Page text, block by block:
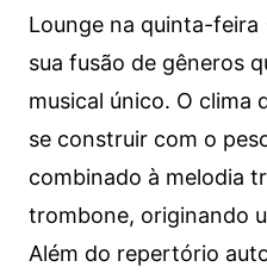
Lounge na quinta-
sua fusão de gêneros
musical único. O clima
se construir com o
combinado à melodia
trombone, originando
Além do repertório